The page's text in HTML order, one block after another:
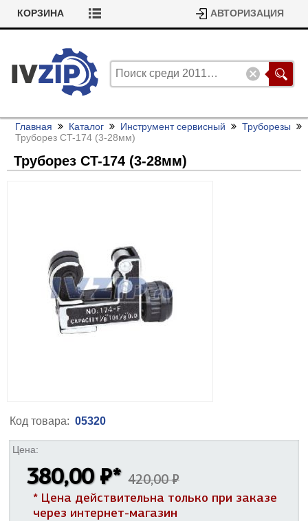
КОРЗИНА АВТОРИЗАЦИЯ
Главная Каталог Инструмент сервисный
Труборезы
Труборез CT-174 (3-28мм)
Труборез CT-174 (3-28мм)
Код товара: 05320
Цена:
380,00 ₽* 420,00 ₽
* Цена действительна только при заказе
через интернет-магазин